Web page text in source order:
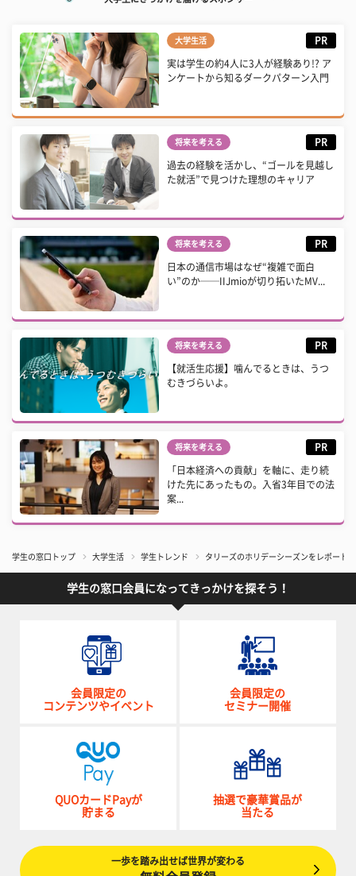
大学生活 PR
実は学生の約4人に3人が経験あり!? ア
ンケートから知るダークパターン入門
将来を考える PR
過去の経験を活かし、“ゴールを見越し
た就活”で見つけた理想のキャリア
将来を考える PR
日本の通信市場はなぜ“複雑で面白
い”のか──IIJmioが切り拓いたMV...
将来を考える PR
【就活生応援】噛んでるときは、うつ
むきづらいよ。
将来を考える PR
「日本経済への貢献」を軸に、走り続
けた先にあったもの。入省3年目での法
案...
学生の窓口トップ 大学生活 学生トレンド タリーズのホリデーシーズンをレポート!
学生の窓口会員になってきっかけを探そう！
会員限定の
コンテンツやイベント
会員限定の
セミナー開催
QUOカードPayが
貯まる
抽選で豪華賞品が
当たる
一歩を踏み出せば世界が変わる